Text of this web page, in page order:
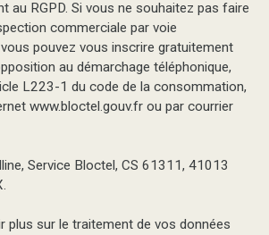
au RGPD. Si vous ne souhaitez pas faire
commerciale par voie
pouvez vous inscrire gratuitement
au démarchage téléphonique,
L223-1 du code de la consommation,
www.bloctel.gouv.fr ou par courrier
Service Bloctel, CS 61311, 41013
plus sur le traitement de vos données